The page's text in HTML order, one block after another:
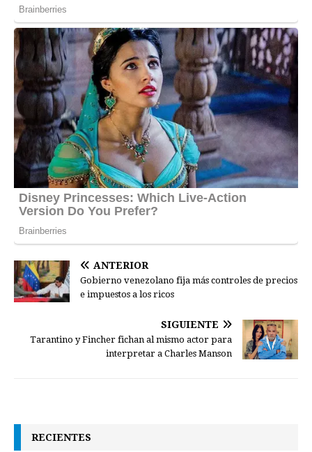
ANTERIOR
Gobierno venezolano fija más controles de precios
e impuestos a los ricos
SIGUIENTE
Tarantino y Fincher fichan al mismo actor para
interpretar a Charles Manson
RECIENTES